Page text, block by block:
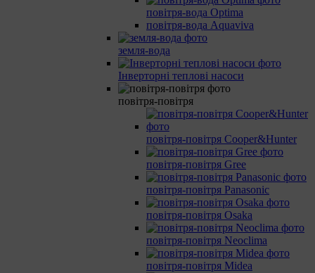
повітря-вода Optima
повітря-вода Aquaviva
земля-вода
Інверторні теплові насоси
повітря-повітря
повітря-повітря Cooper&Hunter
повітря-повітря Gree
повітря-повітря Panasonic
повітря-повітря Osaka
повітря-повітря Neoclima
повітря-повітря Midea